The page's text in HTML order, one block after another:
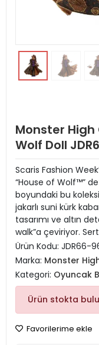
Monster
Wolf Doll
Scaris Fashion
“House of Wolf™”
boyundaki bu
jakarlı suni kürk
tasarımı ve altın
walk”a çeviriyor.
Ürün Kodu: JDR66-
Marka: Monster
Kategori: Oyuncak
Ürün stokta
Favorilerime ekle